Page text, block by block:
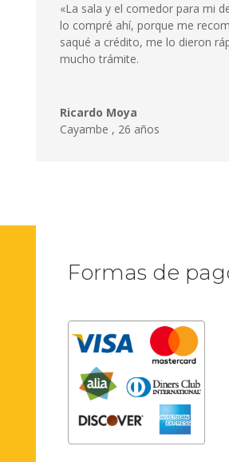
«La sala y el comedor para mi
lo compré ahí, porque me
saqué a crédito, me lo dieron
mucho trámite.
Ricardo Moya
Cayambe , 26 años
Formas de